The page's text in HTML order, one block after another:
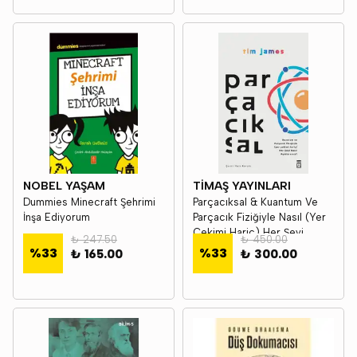
NOBEL YAŞAM
Dummies Minecraft Şehrimi
İnşa Ediyorum
%33
₺ 247.50
₺ 165.00
TİMAŞ YAYINLARI
Parçacıksal & Kuantum Ve
Parçacık Fiziğiyle Nasıl (Yer
Çekimi Hariç) Her Şeyi
Açıklarsınız? - Tim James
%33
₺ 450.00
₺ 300.00